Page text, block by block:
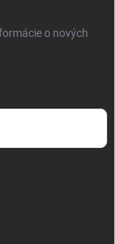
o nových